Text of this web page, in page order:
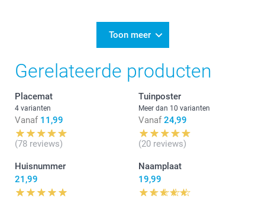
ons plezier te lezen dat je blij bent met de bestelde
deurmat.
Hartelijke groet!
Nathalie @smartphoto
Toon meer
Gerelateerde producten
Placemat
4 varianten
Vanaf 11,99
(78 reviews)
Tuinposter
Meer dan 10 varianten
Vanaf 24,99
(20 reviews)
Huisnummer
21,99
Naamplaat
19,99